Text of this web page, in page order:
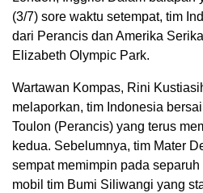
(3/7) sore waktu setempat, tim
dari Perancis dan Amerika
Elizabeth Olympic Park.
Wartawan Kompas, Rini
melaporkan, tim Indonesia
Toulon (Perancis) yang terus
kedua. Sebelumnya, tim Mater
sempat memimpin pada
mobil tim Bumi Siliwangi yang